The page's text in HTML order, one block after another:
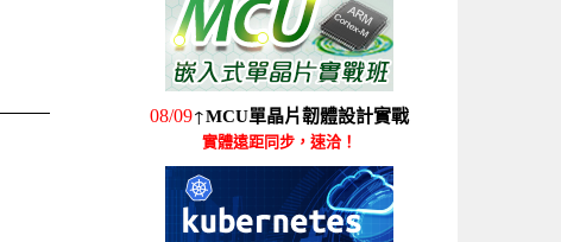
08/09↑MCU單晶片韌體設計實戰
實體遠距同步，速洽！